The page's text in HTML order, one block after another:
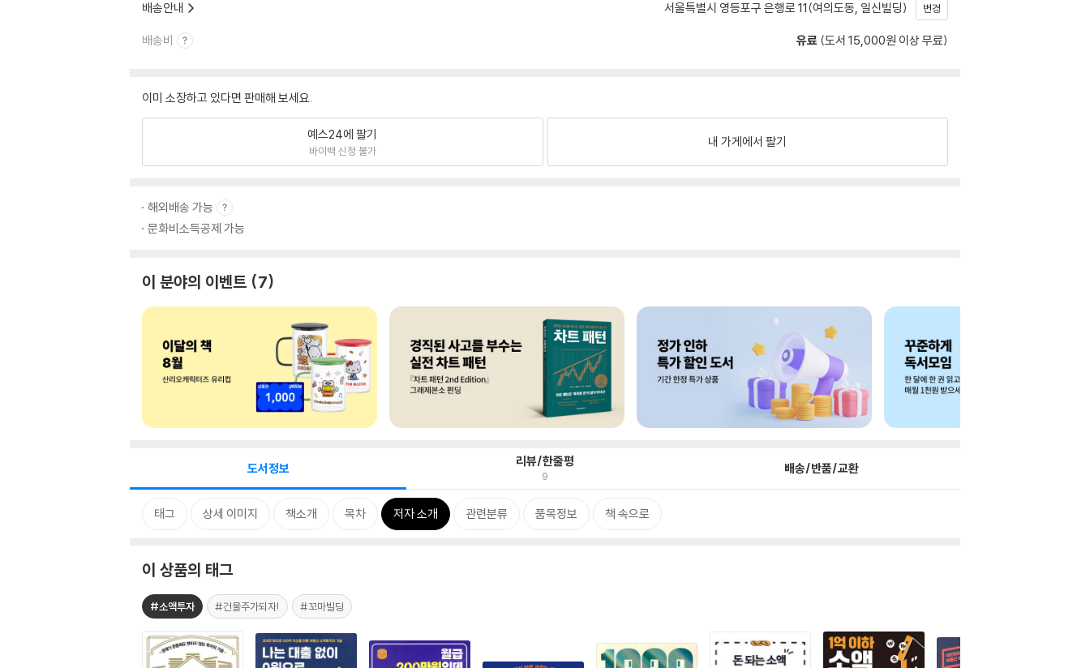
배송안내 서울특별시 영등포구 은행로 11(여의도동, 일신빌딩) 변경
배송비 유료 (도서 15,000원 이상 무료)
이미 소장하고 있다면 판매해 보세요.
예스24에 팔기
바이백 신청 불가
내 가게에서 팔기
해외배송 가능
문화비소득공제 가능
이 분야의 이벤트 7
도서정보 리뷰/한줄평
9 배송/반품/교환
태그 상세 이미지 책소개 목차 저자 소개 관련분류 품목정보 책 속으로
이 상품의 태그
#소액투자 #건물주가되자! #꼬마빌딩